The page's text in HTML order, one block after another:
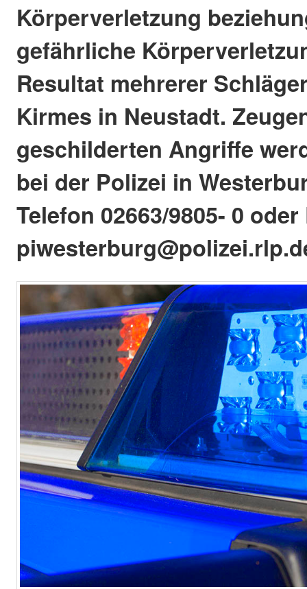
Körperverletzung
gefährliche
Resultat mehrerer
Kirmes in Neustadt.
geschilderten Angriffe
bei der Polizei in
Telefon 02663/9805- 0